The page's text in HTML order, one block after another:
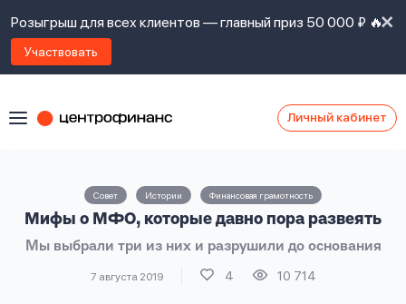
Розыгрыш для всех клиентов — главный приз 50 000 ₽ 🔥
Участвовать
Личный кабинет
Совет Истории Финансовая грамотность
Мифы о МФО, которые давно пора развеять
Мы выбрали три из них и разрушили до основания
7 августа 2019 4 10 714
Наши
контакты
ознакомлен
с
правилами
предоставления
займов,